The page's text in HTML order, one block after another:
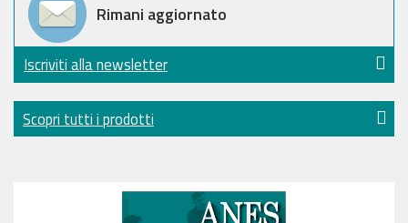
Rimani aggiornato
Iscriviti alla newsletter
Scopri tutti i prodotti